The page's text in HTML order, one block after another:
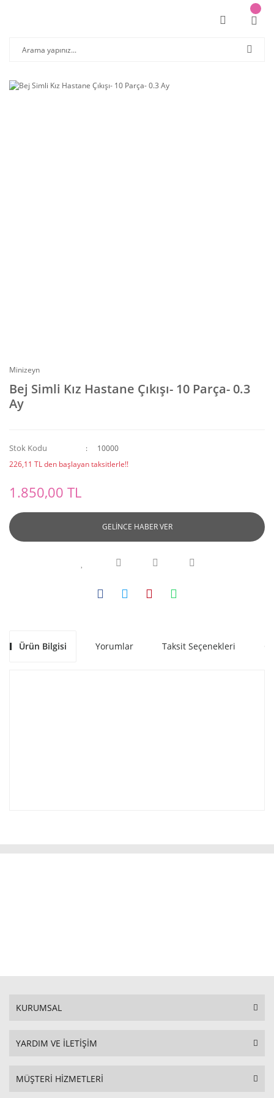
Minizeyn
Bej Simli Kız Hastane Çıkışı- 10 Parça- 0.3
Ay
Stok Kodu
10000
226,11 TL den başlayan taksitlerle!!
1.850,00 TL
GELİNCE HABER VER
Ürün Bilgisi Yorumlar Taksit Seçenekleri
KURUMSAL
YARDIM VE İLETİŞİM
MÜŞTERİ HİZMETLERİ